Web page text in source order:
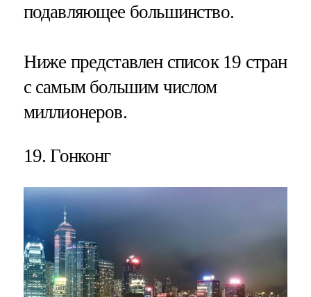
подавляющее большинство.
Ниже представлен список 19 стран
с самым большим числом
миллионеров.
19. Гонконг